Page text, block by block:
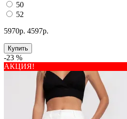
50
52
5970р. 4597р.
Купить
-23 %
АКЦИЯ!